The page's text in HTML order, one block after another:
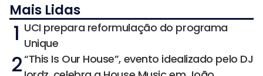
Mais Lidas
1 UCI prepara reformulação do programa
Unique
2“This Is Our House”, evento idealizado pelo DJ